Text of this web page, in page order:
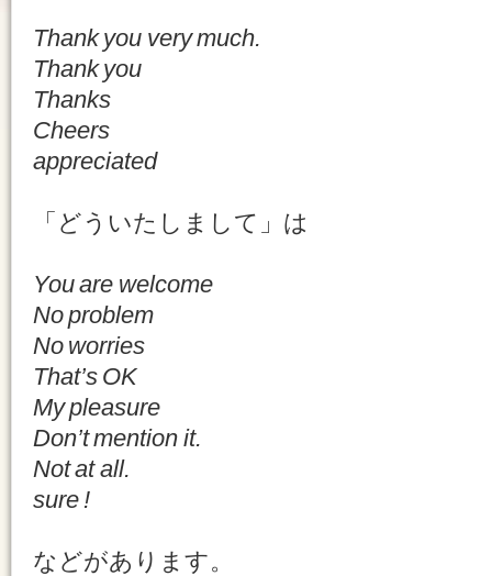
Thank you very much.
Thank you
Thanks
Cheers
appreciated
「どういたしまして」は
You are welcome
No problem
No worries
That’s OK
My pleasure
Don’t mention it.
Not at all.
sure !
などがあります。